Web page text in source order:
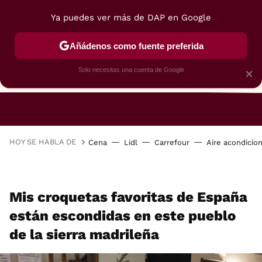
RESTAURANTES GASTROGUÍA
HOY SE HABLA DE Cena Lidl Carrefour Aire
Mis croquetas favoritas de España
están escondidas en este pueblo
de la sierra madrileña
×
Ya puedes ver más de DAP en Google
Añádenos como fuente preferida
Solo necesitas una cuenta de Google